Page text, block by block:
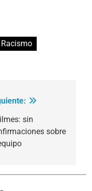
Racismo
sin
sobre